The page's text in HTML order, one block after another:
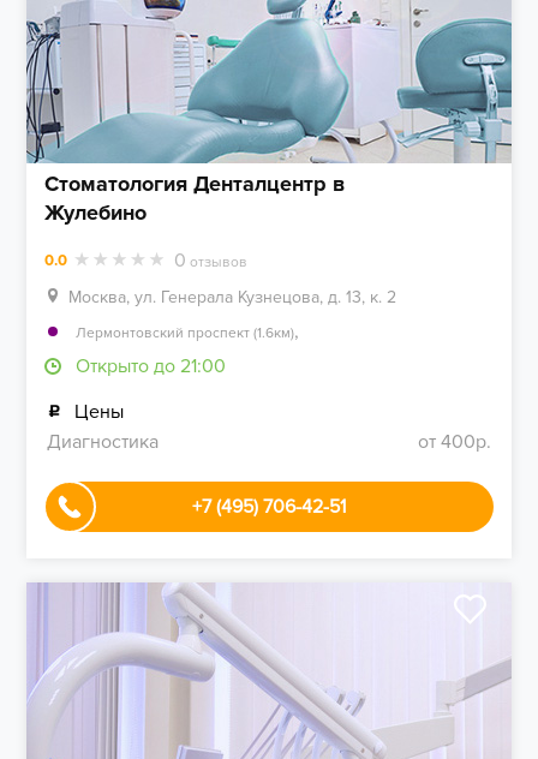
Стоматология Денталцентр в
Жулебино
0.0 0 отзывов
Москва, ул. Генерала Кузнецова, д. 13, к. 2
Лермонтовский проспект (1.6км),
Открыто до 21:00
Цены
Диагностика
от 400р.
+7 (495) 706-42-51